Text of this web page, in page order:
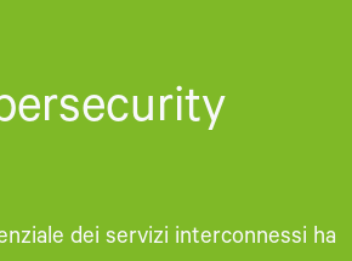
dei servizi interconnessi ha